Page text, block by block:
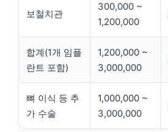
보철치관
300,000 ~
1,200,000
합계(1개 임플
란트 포함)
1,200,000 ~
3,000,000
뼈 이식 등 추
가 수술
1,000,000 ~
3,000,000